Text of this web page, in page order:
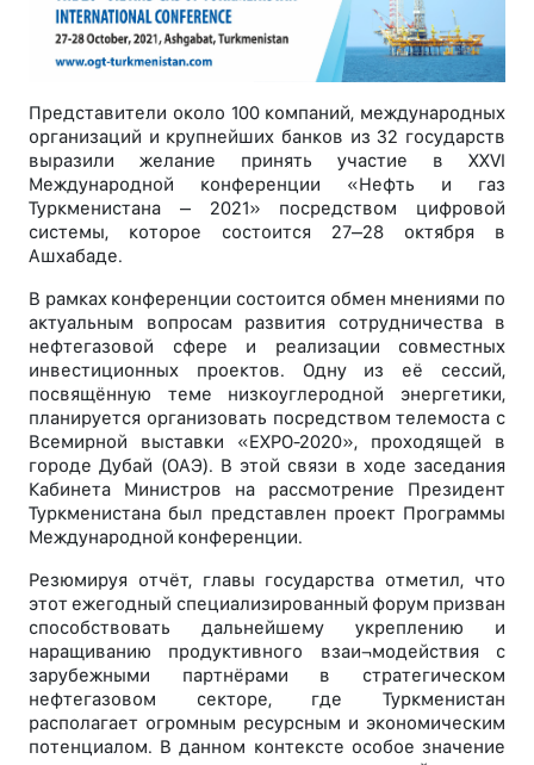
Представители около 100 компаний, международных
организаций и крупнейших банков из 32 государств
выразили желание принять участие в XXVI
Международной конференции «Нефть и газ
Туркменистана – 2021» посредством цифровой
системы, которое состоится 27–28 октября в
Ашхабаде.
В рамках конференции состоится обмен мнениями по
актуальным вопросам развития сотрудничества в
нефтегазовой сфере и реализации совместных
инвестиционных проектов. Одну из её сессий,
посвящённую теме низкоуглеродной энергетики,
планируется организовать посредством телемоста с
Всемирной выставки «EXPO-2020», проходящей в
городе Дубай (ОАЭ). В этой связи в ходе заседания
Кабинета Министров на рассмотрение Президент
Туркменистана был представлен проект Программы
Международной конференции.
Резюмируя отчёт, главы государства отметил, что
этот ежегодный специализированный форум призван
способствовать дальнейшему укреплению и
наращиванию продуктивного взаи¬модействия с
зарубежными партнёрами в стратегическом
нефтегазовом секторе, где Туркменистан
располагает огромным ресурсным и экономическим
потенциалом. В данном контексте особое значение